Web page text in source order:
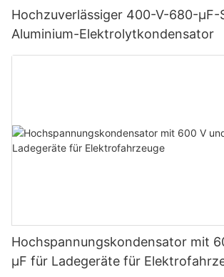
Hochzuverlässiger 400-V-680-
Aluminium-Elektrolytkondensator
Hochspannungskondensator mit
μF für Ladegeräte für